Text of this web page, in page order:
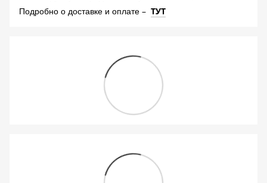
Подробно о доставке и оплате – ТУТ